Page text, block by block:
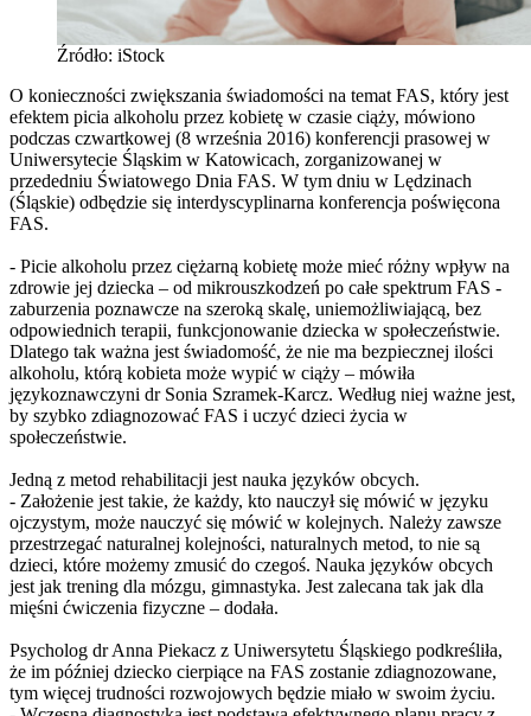
Źródło: iStock
O konieczności zwiększania świadomości na temat FAS, który jest
efektem picia alkoholu przez kobietę w czasie ciąży, mówiono
podczas czwartkowej (8 września 2016) konferencji prasowej w
Uniwersytecie Śląskim w Katowicach, zorganizowanej w
przededniu Światowego Dnia FAS. W tym dniu w Lędzinach
(Śląskie) odbędzie się interdyscyplinarna konferencja poświęcona
FAS.
- Picie alkoholu przez ciężarną kobietę może mieć różny wpływ na
zdrowie jej dziecka – od mikrouszkodzeń po całe spektrum FAS -
zaburzenia poznawcze na szeroką skalę, uniemożliwiającą, bez
odpowiednich terapii, funkcjonowanie dziecka w społeczeństwie.
Dlatego tak ważna jest świadomość, że nie ma bezpiecznej ilości
alkoholu, którą kobieta może wypić w ciąży – mówiła
językoznawczyni dr Sonia Szramek-Karcz. Według niej ważne jest,
by szybko zdiagnozować FAS i uczyć dzieci życia w
społeczeństwie.
Jedną z metod rehabilitacji jest nauka języków obcych.
- Założenie jest takie, że każdy, kto nauczył się mówić w języku
ojczystym, może nauczyć się mówić w kolejnych. Należy zawsze
przestrzegać naturalnej kolejności, naturalnych metod, to nie są
dzieci, które możemy zmusić do czegoś. Nauka języków obcych
jest jak trening dla mózgu, gimnastyka. Jest zalecana tak jak dla
mięśni ćwiczenia fizyczne – dodała.
Psycholog dr Anna Piekacz z Uniwersytetu Śląskiego podkreśliła,
że im później dziecko cierpiące na FAS zostanie zdiagnozowane,
tym więcej trudności rozwojowych będzie miało w swoim życiu.